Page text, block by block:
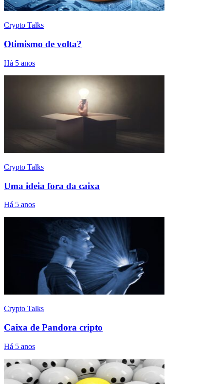
Crypto Talks
Otimismo de volta?
Há 5 anos
Crypto Talks
Uma ideia fora da caixa
Há 5 anos
Crypto Talks
Caixa de Pandora cripto
Há 5 anos